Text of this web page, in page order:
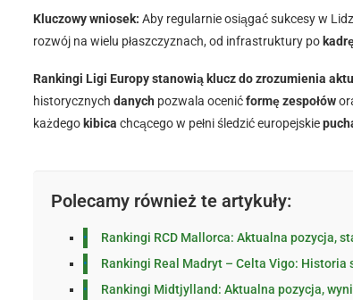
Kluczowy wniosek: Aby regularnie osiągać sukcesy w
rozwój na wielu płaszczyznach, od infrastruktury po
Rankingi Ligi Europy stanowią klucz do zrozumienia
historycznych danych pozwala ocenićformę zespołów
każdego kibica chcącego w pełni śledzić europejskie
Polecamy również te artykuły:
Rankingi RCD Mallorca: Aktualna pozycja,
Rankingi Real Madryt – Celta Vigo: Historia
Rankingi Midtjylland: Aktualna pozycja,